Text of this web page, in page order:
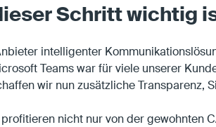
Schritt wichtig
intelligenter
Teams war für viele unserer
wir nun zusätzliche Transparenz,
nicht nur von der gewohnten